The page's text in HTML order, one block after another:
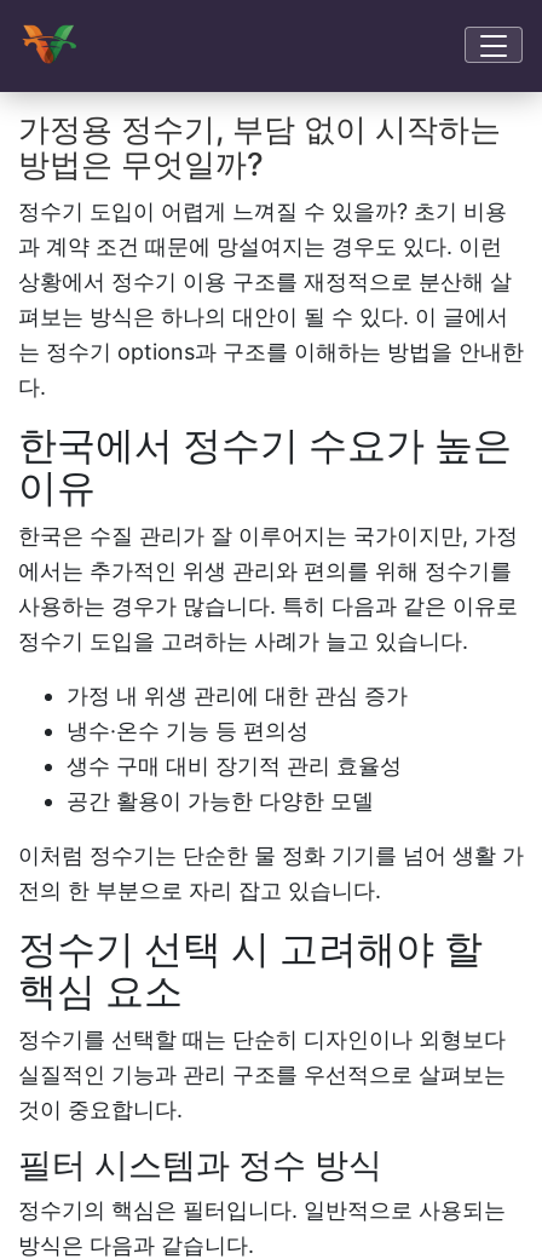
가정용 정수기, 부담 없이 시작하는
방법은 무엇일까?
정수기 도입이 어렵게 느껴질 수 있을까? 초기 비용
과 계약 조건 때문에 망설여지는 경우도 있다. 이런
상황에서 정수기 이용 구조를 재정적으로 분산해 살
펴보는 방식은 하나의 대안이 될 수 있다. 이 글에서
는 정수기 options과 구조를 이해하는 방법을 안내한
다.
한국에서 정수기 수요가 높은
이유
한국은 수질 관리가 잘 이루어지는 국가이지만, 가정
에서는 추가적인 위생 관리와 편의를 위해 정수기를
사용하는 경우가 많습니다. 특히 다음과 같은 이유로
정수기 도입을 고려하는 사례가 늘고 있습니다.
가정 내 위생 관리에 대한 관심 증가
냉수·온수 기능 등 편의성
생수 구매 대비 장기적 관리 효율성
공간 활용이 가능한 다양한 모델
이처럼 정수기는 단순한 물 정화 기기를 넘어 생활 가
전의 한 부분으로 자리 잡고 있습니다.
정수기 선택 시 고려해야 할
핵심 요소
정수기를 선택할 때는 단순히 디자인이나 외형보다
실질적인 기능과 관리 구조를 우선적으로 살펴보는
것이 중요합니다.
필터 시스템과 정수 방식
정수기의 핵심은 필터입니다. 일반적으로 사용되는
방식은 다음과 같습니다.